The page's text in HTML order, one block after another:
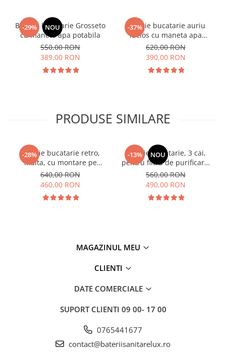
-29% NOU
Baterie bucatarie Grosseto
cu maneta apa potabila
550,00 RON
389,00 RON
-37%
Baterie bucatarie auriu
lucios cu maneta apa
potabila
620,00 RON
390,00 RON
PRODUSE SIMILARE
-28%
Baterie bucatarie retro,
inalta, cu montare pe
chiuveta sau blat
640,00 RON
460,00 RON
-13% NOU
Baterie bucatarie, 3 cai,
pentru filtru de purificare,
dus extractibil, auriu periat
560,00 RON
490,00 RON
MAGAZINUL MEU
CLIENTI
DATE COMERCIALE
SUPORT CLIENTI 09 00- 17 00
0765441677
contact@bateriisanitarelux.ro